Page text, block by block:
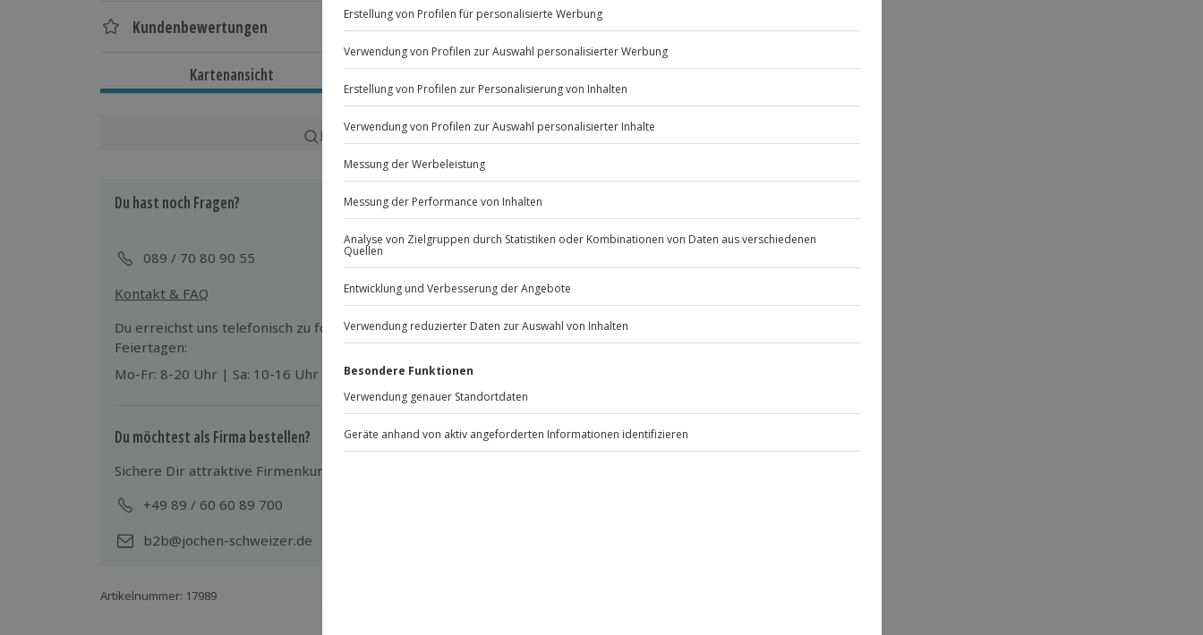
Ca. 1 Stunde 30 Minuten
Verfügbarkeit / Termine
Ganzjährig montags bis freitags zu bestimmten Terminen verfügbar
Kundenbewertungen
Kartenansicht Listenansicht
© OpenStreetMaps
Karte in Großansicht
Du hast noch Fragen?
089 / 70 80 90 55
Kontakt & FAQ
Jochen Schweizer
Mühldorfstraße 8
81671 München
Du erreichst uns telefonisch zu folgenden Zeiten, außer an bundesweiten
Feiertagen:
Mo-Fr: 8-20 Uhr | Sa: 10-16 Uhr
Du möchtest als Firma bestellen?
Sichere Dir attraktive Firmenkunden Vorteile.
+49 89 / 60 60 89 700
b2b@jochen-schweizer.de
Artikelnummer: 17989